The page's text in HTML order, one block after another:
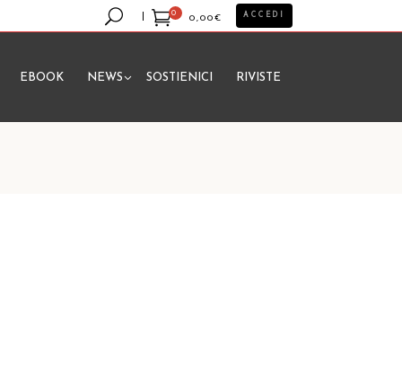
0
0,00€
prodotto nel carrello.
ACCEDI
EBOOK NEWS SOSTIENICI RIVISTE